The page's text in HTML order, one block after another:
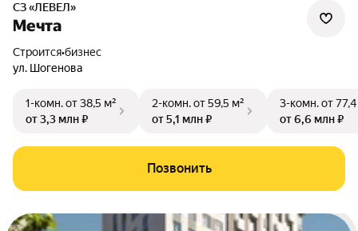
СЗ «ЛЕВЕЛ»
Мечта
Строится•бизнес
ул. Шогенова
1-комн.от 38,5 м²
от 3,3 млн ₽
2-комн.от 59,5 м²
от 5,1 млн ₽
3-комн.от
от 6,6 млн ₽
Позвонить